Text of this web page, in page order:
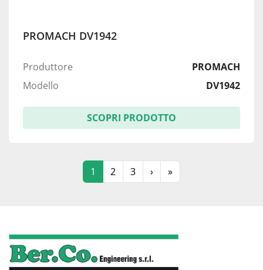
PROMACH DV1942
Produttore
PROMACH
Modello
DV1942
SCOPRI PRODOTTO
1 2 3 › »